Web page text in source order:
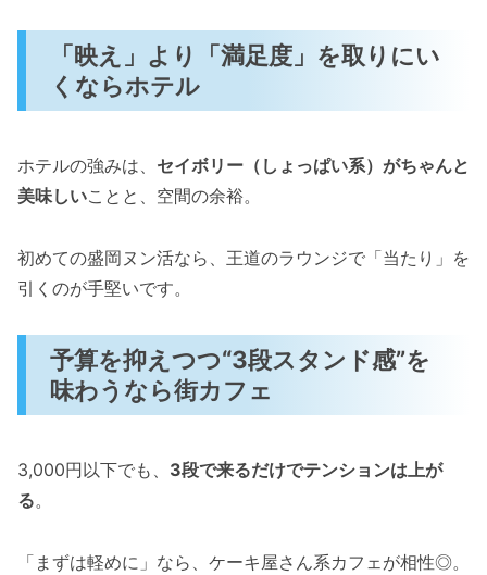
「映え」より「満足度」を取りにい
くならホテル
ホテルの強みは、 セイボリー（しょっぱい系）がちゃんと
美味しいことと、空間の余裕。
初めての盛岡ヌン活なら、王道のラウンジで「当たり」を
引くのが手堅いです。
予算を抑えつつ“3段スタンド感”を
味わうなら街カフェ
3,000円以下でも、 3段で来るだけでテンションは上が
る。
「まずは軽めに」なら、ケーキ屋さん系カフェが相性◎。